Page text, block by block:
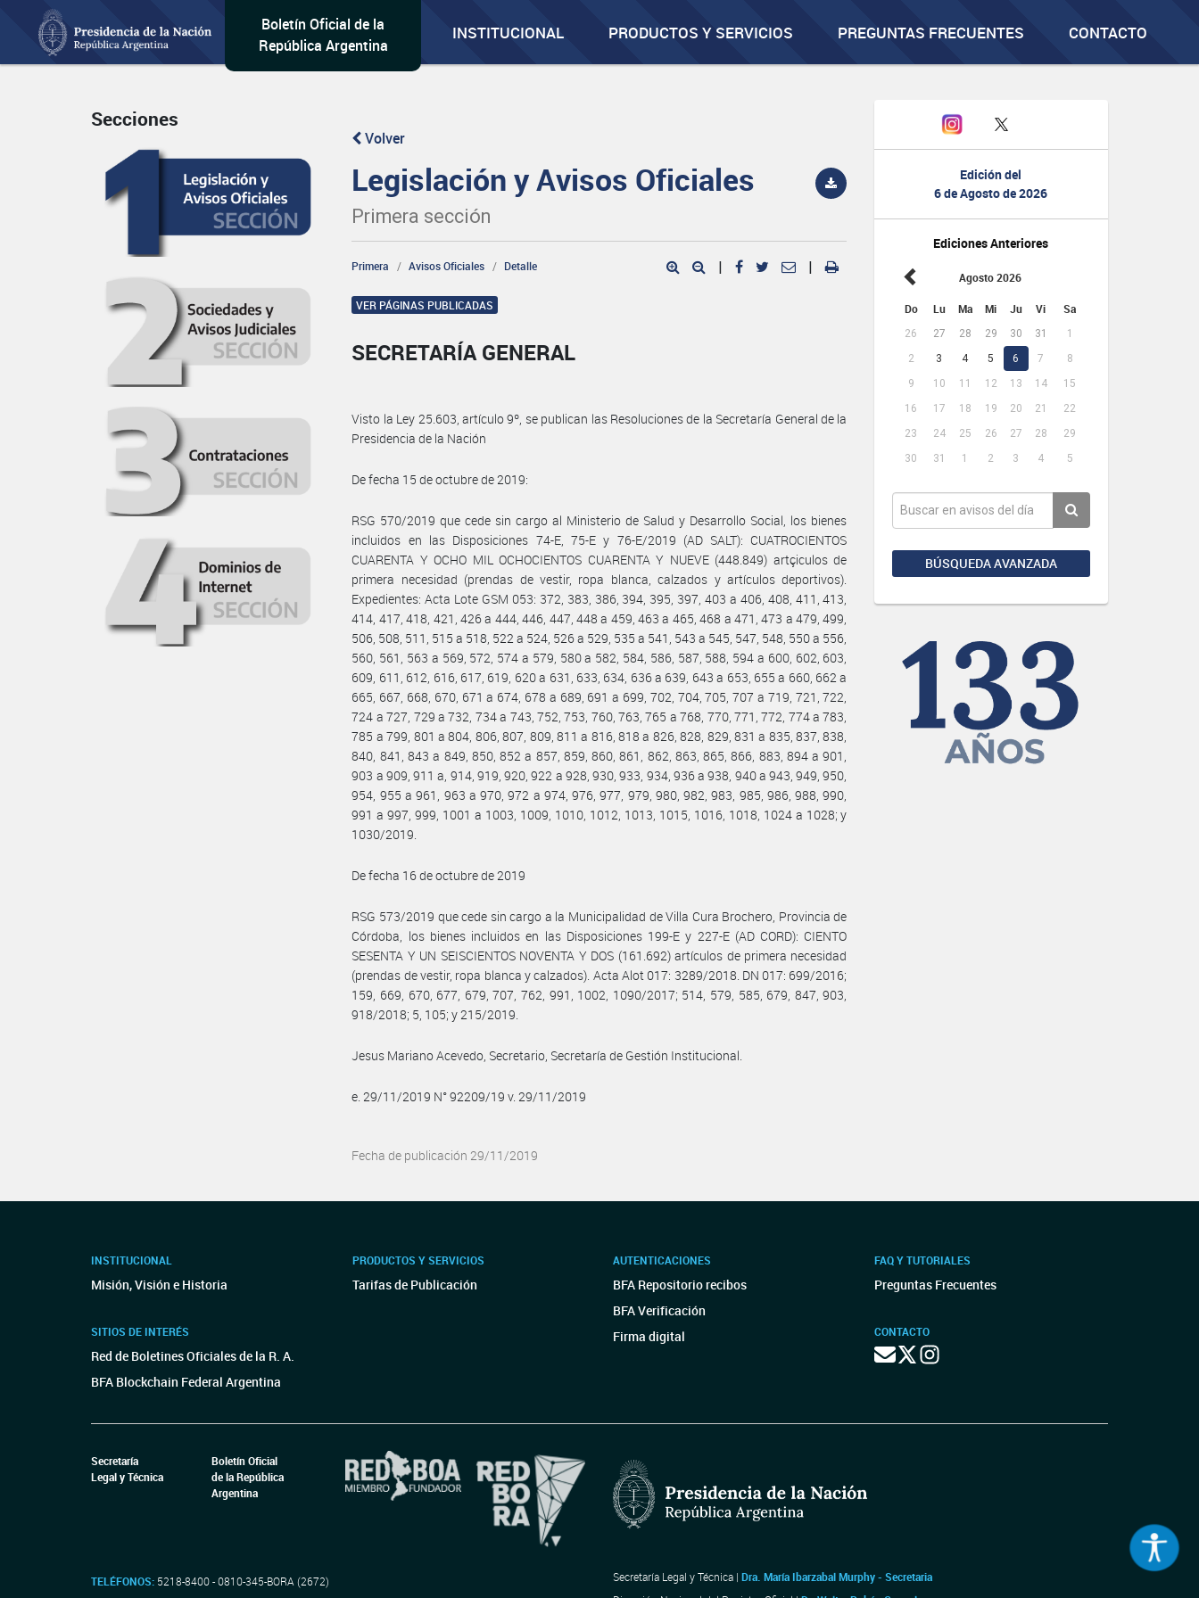
Boletín Oficial de la
República Argentina
INSTITUCIONAL PRODUCTOS Y SERVICIOS PREGUNTAS FRECUENTES CONTACTO
Edición del
6 de Agosto de 2026
Ediciones Anteriores
Agosto 2026
Do Lu Ma Mi Ju Vi Sa
26 27 28 29 30 31
1
2
3 4 5 6 7
8
9
10 11 12 13 14
15
16
17 18 19 20 21
22
23
24 25 26 27 28
29
30
31 1 2 3 4 5
BÚSQUEDA AVANZADA
Secciones
Volver
Legislación y Avisos Oficiales
Primera sección
Primera Avisos Oficiales Detalle | |
VER PÁGINAS PUBLICADAS
SECRETARÍA GENERAL
Visto la Ley 25.603, artículo 9º, se publican las Resoluciones de la Secretaría General de la
Presidencia de la Nación
De fecha 15 de octubre de 2019:
RSG 570/2019 que cede sin cargo al Ministerio de Salud y Desarrollo Social, los bienes
incluidos en las Disposiciones 74-E, 75-E y 76-E/2019 (AD SALT): CUATROCIENTOS
CUARENTA Y OCHO MIL OCHOCIENTOS CUARENTA Y NUEVE (448.849) artçiculos de
primera necesidad (prendas de vestir, ropa blanca, calzados y artículos deportivos).
Expedientes: Acta Lote GSM 053: 372, 383, 386, 394, 395, 397, 403 a 406, 408, 411, 413,
414, 417, 418, 421, 426 a 444, 446, 447, 448 a 459, 463 a 465, 468 a 471, 473 a 479, 499,
506, 508, 511, 515 a 518, 522 a 524, 526 a 529, 535 a 541, 543 a 545, 547, 548, 550 a 556,
560, 561, 563 a 569, 572, 574 a 579, 580 a 582, 584, 586, 587, 588, 594 a 600, 602, 603,
609, 611, 612, 616, 617, 619, 620 a 631, 633, 634, 636 a 639, 643 a 653, 655 a 660, 662 a
665, 667, 668, 670, 671 a 674, 678 a 689, 691 a 699, 702, 704, 705, 707 a 719, 721, 722,
724 a 727, 729 a 732, 734 a 743, 752, 753, 760, 763, 765 a 768, 770, 771, 772, 774 a 783,
785 a 799, 801 a 804, 806, 807, 809, 811 a 816, 818 a 826, 828, 829, 831 a 835, 837, 838,
840, 841, 843 a 849, 850, 852 a 857, 859, 860, 861, 862, 863, 865, 866, 883, 894 a 901,
903 a 909, 911 a, 914, 919, 920, 922 a 928, 930, 933, 934, 936 a 938, 940 a 943, 949, 950,
954, 955 a 961, 963 a 970, 972 a 974, 976, 977, 979, 980, 982, 983, 985, 986, 988, 990,
991 a 997, 999, 1001 a 1003, 1009, 1010, 1012, 1013, 1015, 1016, 1018, 1024 a 1028; y
1030/2019.
De fecha 16 de octubre de 2019
RSG 573/2019 que cede sin cargo a la Municipalidad de Villa Cura Brochero, Provincia de
Córdoba, los bienes incluidos en las Disposiciones 199-E y 227-E (AD CORD): CIENTO
SESENTA Y UN SEISCIENTOS NOVENTA Y DOS (161.692) artículos de primera necesidad
(prendas de vestir, ropa blanca y calzados). Acta Alot 017: 3289/2018. DN 017: 699/2016;
159, 669, 670, 677, 679, 707, 762, 991, 1002, 1090/2017; 514, 579, 585, 679, 847, 903,
918/2018; 5, 105; y 215/2019.
Jesus Mariano Acevedo, Secretario, Secretaría de Gestión Institucional.
e. 29/11/2019 N° 92209/19 v. 29/11/2019
Fecha de publicación 29/11/2019
INSTITUCIONAL
Misión, Visión e Historia
SITIOS DE INTERÉS
Red de Boletines Oficiales de la R. A.
BFA Blockchain Federal Argentina
PRODUCTOS Y SERVICIOS
Tarifas de Publicación
AUTENTICACIONES
BFA Repositorio recibos
BFA Verificación
Firma digital
FAQ Y TUTORIALES
Preguntas Frecuentes
CONTACTO
Secretaría
Legal y Técnica
Boletín Oficial
de la República
Argentina
TELÉFONOS: 5218-8400 - 0810-345-BORA (2672) Secretaría Legal y Técnica | Dra. María Ibarzabal Murphy - Secretaria